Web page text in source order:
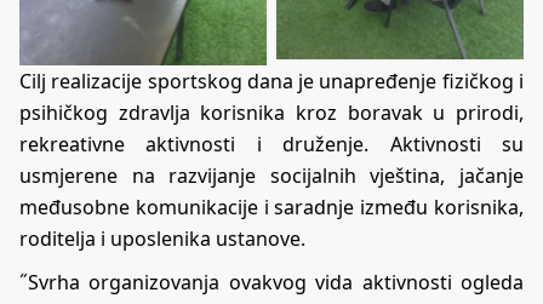
Cilj realizacije sportskog dana je unapređenje fizičkog i
psihičkog zdravlja korisnika kroz boravak u prirodi,
rekreativne aktivnosti i druženje. Aktivnosti su
usmjerene na razvijanje socijalnih vještina, jačanje
međusobne komunikacije i saradnje između korisnika,
roditelja i uposlenika ustanove.
˝Svrha organizovanja ovakvog vida aktivnosti ogleda